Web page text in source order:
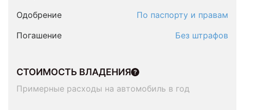
Одобрение
По паспорту и правам
Погашение
Без штрафов
СТОИМОСТЬ ВЛАДЕНИЯ
Примерные расходы на автомобиль в год